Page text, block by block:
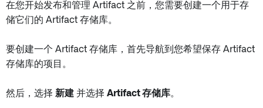
在您开始发布和管理 Artifact 之前，您需要创建一个用于存
储它们的 Artifact 存储库。
要创建一个 Artifact 存储库，首先导航到您希望保存 Artifact
存储库的项目。
然后，选择 新建 并选择 Artifact 存储库。